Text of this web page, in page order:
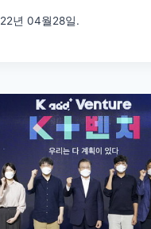
년 04월28일.